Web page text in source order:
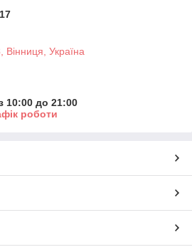
Вінниця, Україна
10:00 до 21:00
роботи